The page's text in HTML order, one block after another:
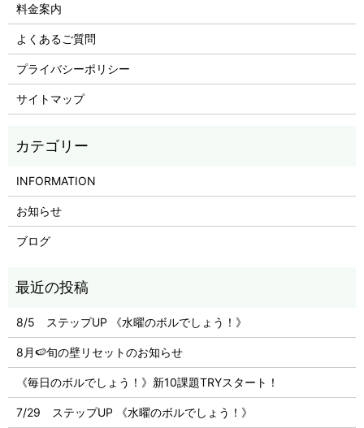
料金案内
よくあるご質問
プライバシーポリシー
サイトマップ
INFORMATION
お知らせ
ブログ
8/5 ステップUP 《水曜のボルでしょう！》
8月🍉旬の壁リセットのお知らせ
《毎日のボルでしょう！》新10課題TRYスタート！
7/29 ステップUP 《水曜のボルでしょう！》